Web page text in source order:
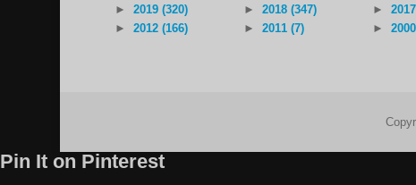
►
2019 (320) ► 2018 (347) ►
►
2012 (166) ► 2011 (7) ►
Pin It on Pinterest